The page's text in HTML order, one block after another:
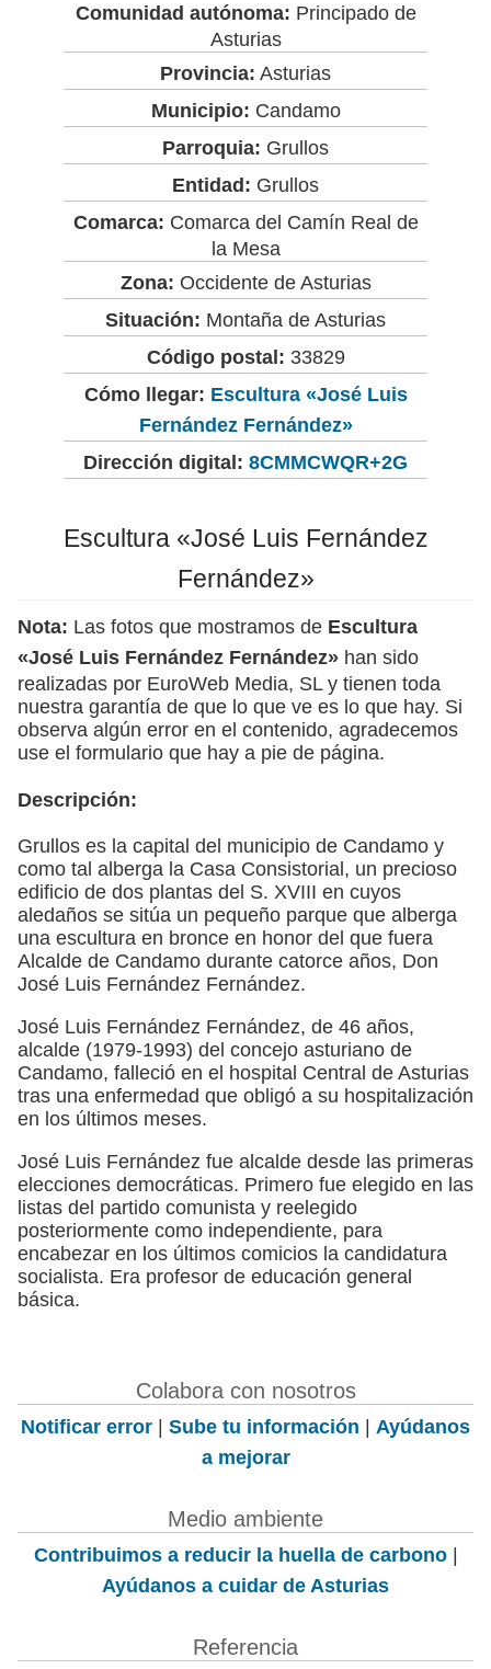
Comunidad autónoma: Principado de
Asturias
Provincia: Asturias
Municipio: Candamo
Parroquia: Grullos
Entidad: Grullos
Comarca: Comarca del Camín Real de
la Mesa
Zona: Occidente de Asturias
Situación: Montaña de Asturias
Código postal: 33829
Cómo llegar: Escultura «José Luis
Fernández Fernández»
Dirección digital: 8CMMCWQR+2G
Escultura «José Luis Fernández
Fernández»
Nota: Las fotos que mostramos de Escultura
«José Luis Fernández Fernández» han sido
realizadas por EuroWeb Media, SL y tienen toda
nuestra garantía de que lo que ve es lo que hay. Si
observa algún error en el contenido, agradecemos
use el formulario que hay a pie de página.
Descripción:
Grullos es la capital del municipio de Candamo y
como tal alberga la Casa Consistorial, un precioso
edificio de dos plantas del S. XVIII en cuyos
aledaños se sitúa un pequeño parque que alberga
una escultura en bronce en honor del que fuera
Alcalde de Candamo durante catorce años, Don
José Luis Fernández Fernández.
José Luis Fernández Fernández, de 46 años,
alcalde (1979-1993) del concejo asturiano de
Candamo, falleció en el hospital Central de Asturias
tras una enfermedad que obligó a su hospitalización
en los últimos meses.
José Luis Fernández fue alcalde desde las primeras
elecciones democráticas. Primero fue elegido en las
listas del partido comunista y reelegido
posteriormente como independiente, para
encabezar en los últimos comicios la candidatura
socialista. Era profesor de educación general
básica.
Colabora con nosotros
Notificar error | Sube tu información | Ayúdanos
a mejorar
Medio ambiente
Contribuimos a reducir la huella de carbono|
Ayúdanos a cuidar de Asturias
Referencia